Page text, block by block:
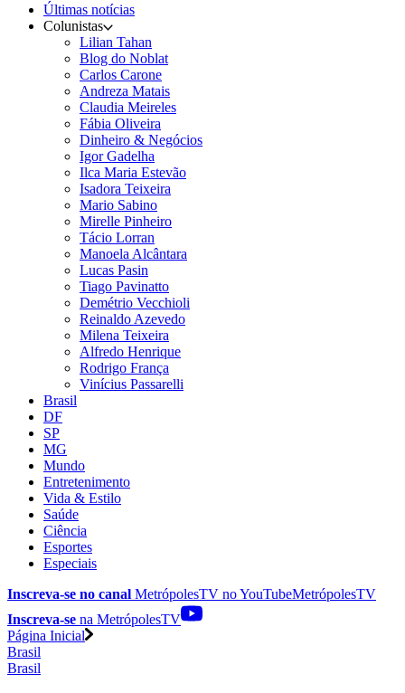
Últimas notícias
Colunistas
Lilian Tahan
Blog do Noblat
Carlos Carone
Andreza Matais
Claudia Meireles
Fábia Oliveira
Dinheiro & Negócios
Igor Gadelha
Ilca Maria Estevão
Isadora Teixeira
Mario Sabino
Mirelle Pinheiro
Tácio Lorran
Manoela Alcântara
Lucas Pasin
Tiago Pavinatto
Demétrio Vecchioli
Reinaldo Azevedo
Milena Teixeira
Alfredo Henrique
Rodrigo França
Vinícius Passarelli
Brasil
DF
SP
MG
Mundo
Entretenimento
Vida & Estilo
Saúde
Ciência
Esportes
Especiais
Inscreva-se no canal MetrópolesTV noYouTubeMetrópolesTV
Inscreva-se na MetrópolesTV
Página Inicial
Brasil
Brasil